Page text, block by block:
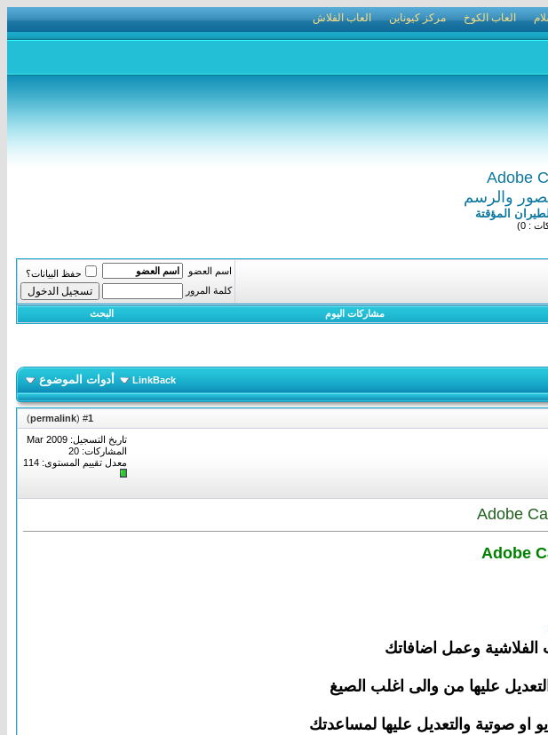
العاب الكوخ مركز كيوناين العاب الفلاش
والرسم
المؤقتة
: 0)
اسم العضو
حفظ البيانات؟
كلمة المرور
مشاركات اليوم البحث
LinkBack أدوات الموضوع
1
(
permalink
)
تاريخ التسجيل: Mar 2009
المشاركات: 20
معدل تقييم المستوى: 114
وعمل اضافاتك
عليها من والى اغلب الصيغ
او صوتية والتعديل عليها لمساعدتك